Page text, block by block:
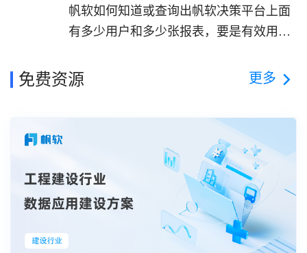
帆软如何知道或查询出帆软决策平台上面
有多少用户和多少张报表，要是有效用户
免费资源 更多